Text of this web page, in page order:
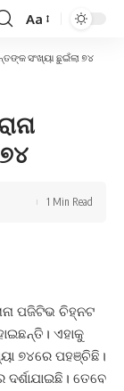
Font
Resizer
Aa
ସଂଖ୍ୟା ଛୁଇଁଲା ୭୪
1 Min Read
ପଜିଟିଭ ଚିହ୍ନଟ
ଏହାକୁ
୭୪ରେ ପହଞ୍ଚିଛି।
ତେବେ